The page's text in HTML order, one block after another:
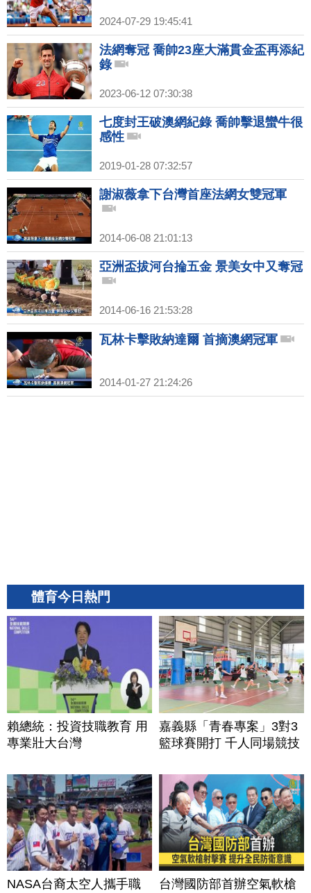
2024-07-29 19:45:41
法網奪冠 喬帥23座大滿貫金盃再添紀
錄
2023-06-12 07:30:38
七度封王破澳網紀錄 喬帥擊退蠻牛很
感性
2019-01-28 07:32:57
謝淑薇拿下台灣首座法網女雙冠軍
2014-06-08 21:01:13
亞洲盃拔河台掄五金 景美女中又奪冠
2014-06-16 21:53:28
瓦林卡擊敗納達爾 首摘澳網冠軍
2014-01-27 21:24:26
體育今日熱門
賴總統：投資技職教育 用
專業壯大台灣
嘉義縣「青春專案」3對3
籃球賽開打 千人同場競技
NASA台裔太空人攜手職
台灣國防部首辦空氣軟槍